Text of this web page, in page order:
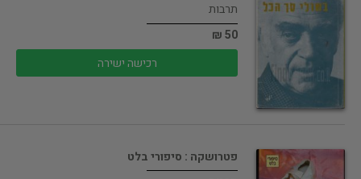
תרבות
50 ₪
רכישה ישירה
פטרושקה : סיפורי בלט